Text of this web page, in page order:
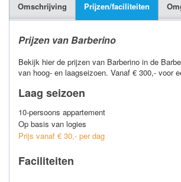
Omschrijving Prijzen/faciliteiten
Prijzen van Barberino
Bekijk hier de prijzen van Barberino in de
van hoog- en laagseizoen. Vanaf € 300,- voor
Laag seizoen
10-persoons appartement
Op basis van logies
Prijs vanaf € 30,- per dag
Faciliteiten